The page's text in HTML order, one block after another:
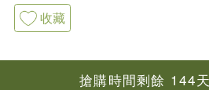
收藏
搶購時間剩餘 144